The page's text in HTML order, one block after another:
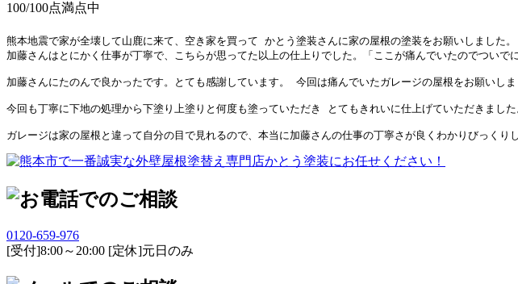
100/100点満点中
熊本地震で家が全壊して山鹿に来て、空き家を買って かとう塗装さんに家の屋根の塗装をお願いしました。
加藤さんはとにかく仕事が丁寧で、こちらが思ってた以上の仕上りでした。「ここが痛んでいたのでついで
加藤さんにたのんで良かったです。とても感謝しています。 今回は痛んでいたガレージの屋根をお願いしま
今回も丁寧に下地の処理から下塗り上塗りと何度も塗っていただき とてもきれいに仕上げていただきました
0120-659-976
[受付]8:00～20:00 [定休]元日のみ